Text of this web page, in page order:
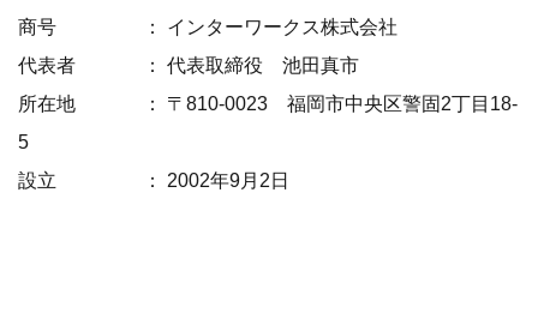
商号 ： インターワークス株式会社
代表者 ： 代表取締役 池田真市
所在地 ： 〒810-0023 福岡市中央区警固2丁目18-
5
設立 ： 2002年9月2日